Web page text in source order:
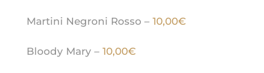
Martini Negroni Rosso – 10,00€
Bloody Mary – 10,00€